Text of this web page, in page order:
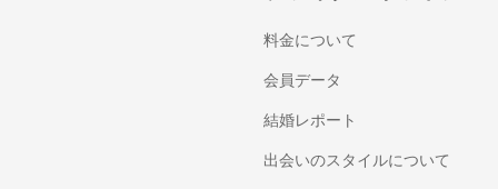
料金について
会員データ
結婚レポート
出会いのスタイルについて